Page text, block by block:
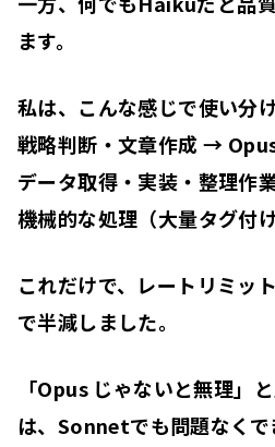
ます。
私は、こんな感じで使い分
戦略判断・文章作成 →
データ取得・実装・整理
機械的な処理（大量タグ
これだけで、レートリミッ
で半減しました。
「Opus じゃないと無理」
は、Sonnetでも問題なくで